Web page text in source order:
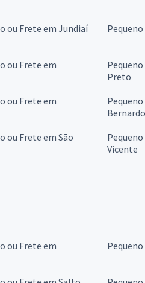
ou Frete em Jundiaí
ou Frete em
Preto
ou Frete em
ou Frete em São
Vicente
ou Frete em